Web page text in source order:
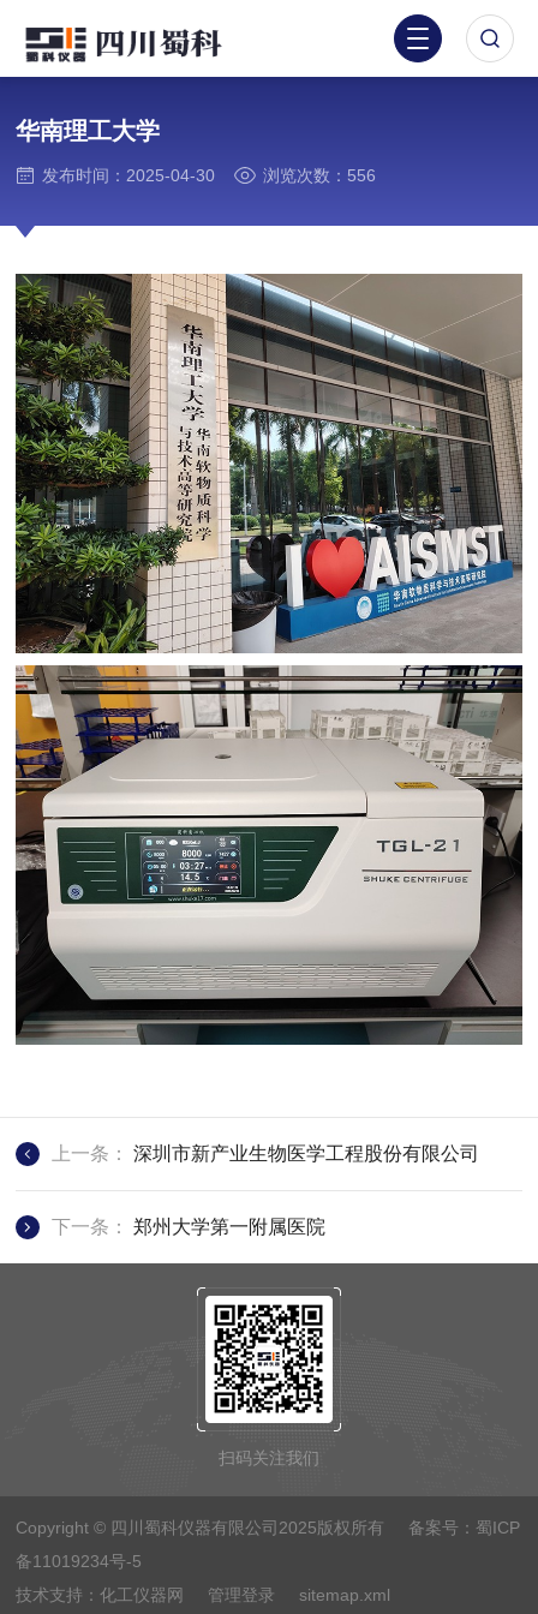
华南理工大学
发布时间：2025-04-30 浏览次数：556
上一条：深圳市新产业生物医学工程股份有限公司
下一条：郑州大学第一附属医院
扫码关注我们
Copyright © 四川蜀科仪器有限公司2025版权所有 备案号： 蜀ICP
备11019234号-5
技术支持：化工仪器网 管理登录 sitemap.xml